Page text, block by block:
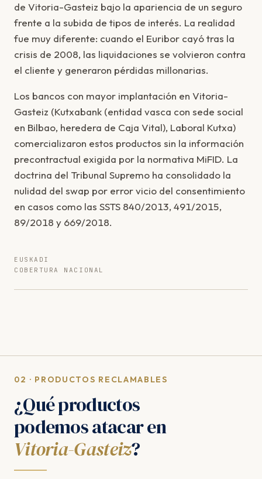
de Vitoria-Gasteiz bajo la apariencia de un seguro
frente a la subida de tipos de interés. La realidad
fue muy diferente: cuando el Euribor cayó tras la
crisis de 2008, las liquidaciones se volvieron contra
el cliente y generaron pérdidas millonarias.
Los bancos con mayor implantación en Vitoria-
Gasteiz (Kutxabank (entidad vasca con sede social
en Bilbao, heredera de Caja Vital), Laboral Kutxa)
comercializaron estos productos sin la información
precontractual exigida por la normativa MiFID. La
doctrina del Tribunal Supremo ha consolidado la
nulidad del swap por error vicio del consentimiento
en casos como las SSTS 840/2013, 491/2015,
89/2018 y 669/2018.
EUSKADI
COBERTURA NACIONAL
02 · PRODUCTOS RECLAMABLES
¿Qué productos
podemos atacar en
Vitoria-Gasteiz?